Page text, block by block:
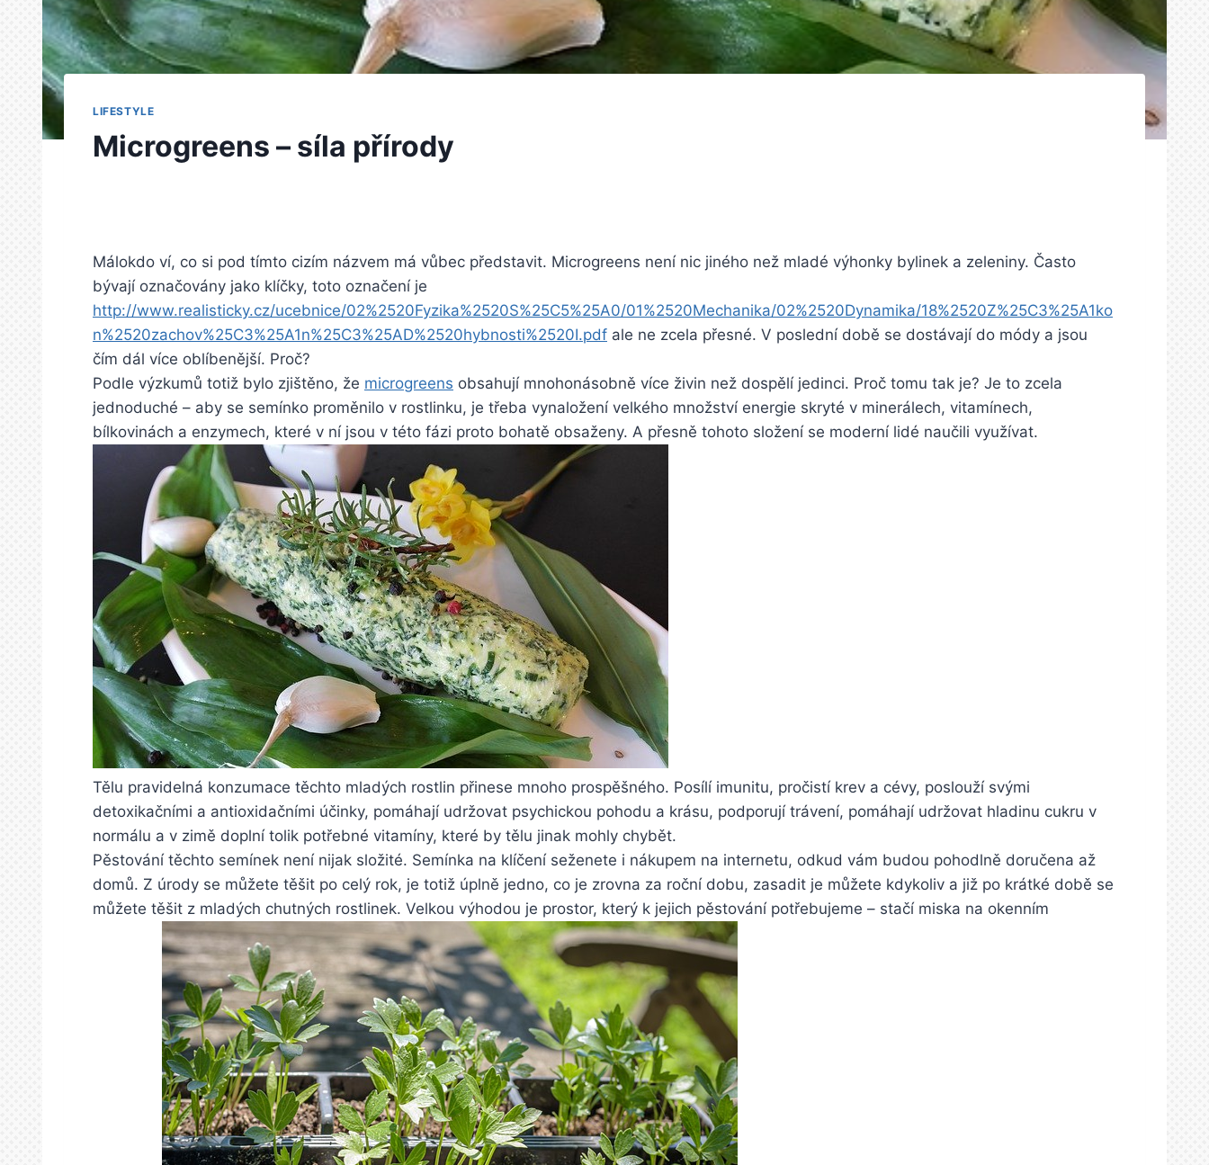
LIFESTYLE
Microgreens – síla přírody
Málokdo ví, co si pod tímto cizím názvem má vůbec představit. Microgreens není nic jiného než mladé výhonky bylinek a zeleniny. Často
bývají označovány jako klíčky, toto označení je
http://www.realisticky.cz/ucebnice/02%2520Fyzika%2520S%25C5%25A0/01%2520Mechanika/02%2520Dynamika/18%2520Z%25C3%25A1ko
n%2520zachov%25C3%25A1n%25C3%25AD%2520hybnosti%2520I.pdf ale ne zcela přesné. V poslední době se dostávají do módy a jsou
čím dál více oblíbenější. Proč?
Podle výzkumů totiž bylo zjištěno, že microgreens obsahují mnohonásobně více živin než dospělí jedinci. Proč tomu tak je? Je to zcela
jednoduché – aby se semínko proměnilo v rostlinku, je třeba vynaložení velkého množství energie skryté v minerálech, vitamínech,
bílkovinách a enzymech, které v ní jsou v této fázi proto bohatě obsaženy. A přesně tohoto složení se moderní lidé naučili využívat.
Tělu pravidelná konzumace těchto mladých rostlin přinese mnoho prospěšného. Posílí imunitu, pročistí krev a cévy, poslouží svými
detoxikačními a antioxidačními účinky, pomáhají udržovat psychickou pohodu a krásu, podporují trávení, pomáhají udržovat hladinu cukru v
normálu a v zimě doplní tolik potřebné vitamíny, které by tělu jinak mohly chybět.
Pěstování těchto semínek není nijak složité. Semínka na klíčení seženete i nákupem na internetu, odkud vám budou pohodlně doručena až
domů. Z úrody se můžete těšit po celý rok, je totiž úplně jedno, co je zrovna za roční dobu, zasadit je můžete kdykoliv a již po krátké době se
můžete těšit z mladých chutných rostlinek. Velkou výhodou je prostor, který k jejich pěstování potřebujeme – stačí miska na okenním